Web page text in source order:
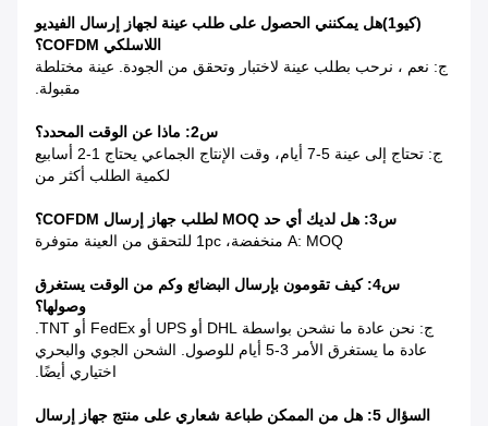
(كيو1)
هل يمكنني الحصول على طلب عينة لجهاز إرسال الفيديو
اللاسلكي COFDM؟
ج: نعم ، نرحب بطلب عينة لاختبار وتحقق من الجودة. عينة مختلطة
مقبولة.
س2: ماذا عن الوقت المحدد؟
ج: تحتاج إلى عينة 5-7 أيام، وقت الإنتاج الجماعي يحتاج 1-2 أسابيع
لكمية الطلب أكثر من
س3: هل لديك أي حد MOQ لطلب جهاز إرسال COFDM؟
A: MOQ منخفضة، 1pc للتحقق من العينة متوفرة
س4: كيف تقومون بإرسال البضائع وكم من الوقت يستغرق
وصولها؟
ج: نحن عادة ما نشحن بواسطة DHL أو UPS أو FedEx أو TNT.
عادة ما يستغرق الأمر 3-5 أيام للوصول. الشحن الجوي والبحري
اختياري أيضًا.
السؤال 5: هل من الممكن طباعة شعاري على منتج جهاز إرسال